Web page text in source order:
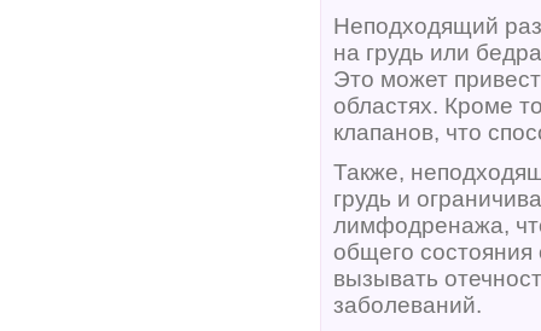
Неподходящий
на грудь или
Это может
областях. Кроме
клапанов, что
Также,
грудь и
лимфодренажа,
общего
вызывать
заболеваний.